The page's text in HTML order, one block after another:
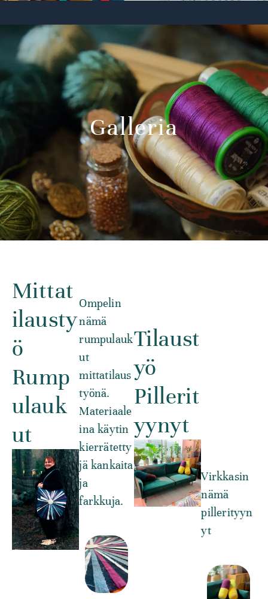
Galleria
Mittat
ilausty
ö
Rump
ulauk
ut
Ompelin
nämä
rumpulauk
ut
mittatilaus
työnä.
Materiaale
ina käytin
kierrätetty
jä kankaita
ja
farkkuja.
Tilaust
yö
Pillerit
yynyt
Virkkasin
nämä
pillerityyn
yt